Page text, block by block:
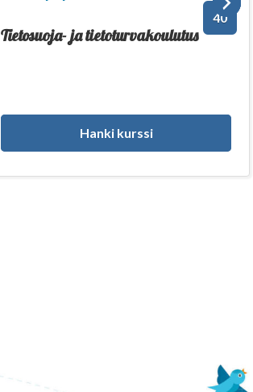
40
Tietosuoja- ja tietoturvakoulutus
Hanki kurssi